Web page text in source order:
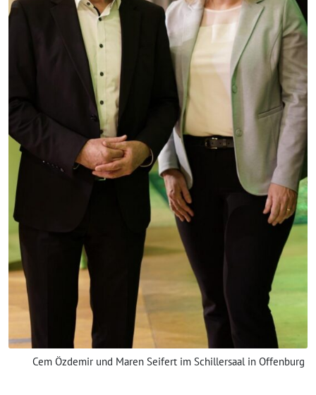
Cem Özdemir und Maren Seifert im Schillersaal in Offenburg